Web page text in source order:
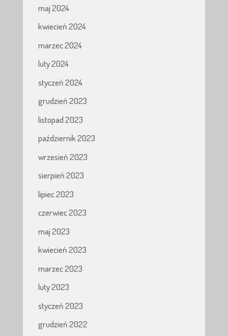
maj 2024
kwiecień 2024
marzec 2024
luty 2024
styczeń 2024
grudzień 2023
listopad 2023
październik 2023
wrzesień 2023
sierpień 2023
lipiec 2023
czerwiec 2023
maj 2023
kwiecień 2023
marzec 2023
luty 2023
styczeń 2023
grudzień 2022